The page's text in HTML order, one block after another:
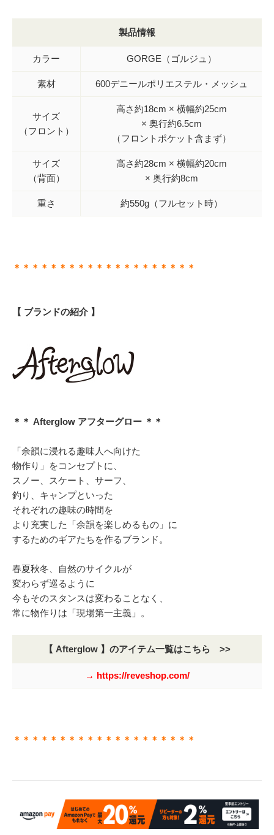
製品情報
カラー GORGE（ゴルジュ）
素材 600デニールポリエステル・メッシュ
サイズ
（フロント）
高さ約18cm × 横幅約25cm
× 奥行約6.5cm
（フロントポケット含まず）
サイズ
（背面）
高さ約28cm × 横幅約20cm
× 奥行約8cm
重さ 約550g（フルセット時）
＊＊＊＊＊＊＊＊＊＊＊＊＊＊＊＊＊＊＊＊
【 ブランドの紹介 】
＊＊ Afterglow アフターグロー ＊＊
「余韻に浸れる趣味人へ向けた
物作り」をコンセプトに、
スノー、スケート、サーフ、
釣り、キャンプといった
それぞれの趣味の時間を
より充実した「余韻を楽しめるもの」に
するためのギアたちを作るブランド。
春夏秋冬、自然のサイクルが
変わらず巡るように
今もそのスタンスは変わることなく、
常に物作りは「現場第一主義」。
【 Afterglow 】のアイテム一覧はこちら >>
→ https://reveshop.com/
＊＊＊＊＊＊＊＊＊＊＊＊＊＊＊＊＊＊＊＊